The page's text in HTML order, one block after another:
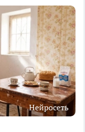
Нейросеть